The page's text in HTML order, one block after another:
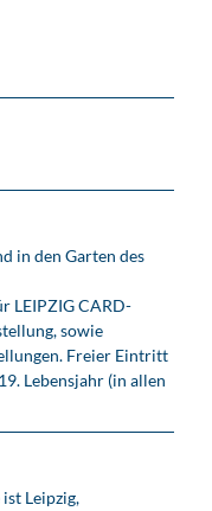
in den Garten des
LEIPZIG CARD-
sowie
Freier Eintritt
Lebensjahr (in allen
Leipzig,